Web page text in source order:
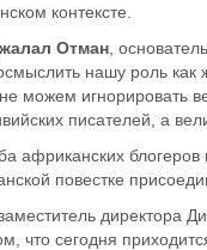
контексте.
Отман ,
нашу роль
игнорировать
их писателей, а в
африканских
повестке
заместитель директора Д
что сегодня